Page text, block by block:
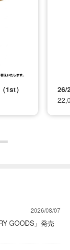
1st）
26/
2026/08/07
GOODS」発売